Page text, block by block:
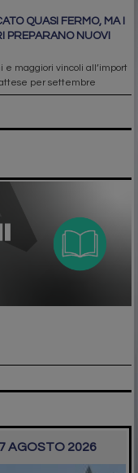
QUASI FERMO, MA I
PREPARANO NUOVI
e maggiori vincoli all’import
per settembre
7 AGOSTO 2026